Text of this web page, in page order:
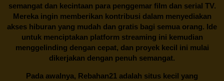
semangat dan kecintaan para penggemar film dan serial TV.
Mereka ingin memberikan kontribusi dalam menyediakan
akses hiburan yang mudah dan gratis bagi semua orang. Ide
untuk menciptakan platform streaming ini kemudian
menggelinding dengan cepat, dan proyek kecil ini mulai
dikerjakan dengan penuh semangat.
Pada awalnya, Rebahan21 adalah situs kecil yang